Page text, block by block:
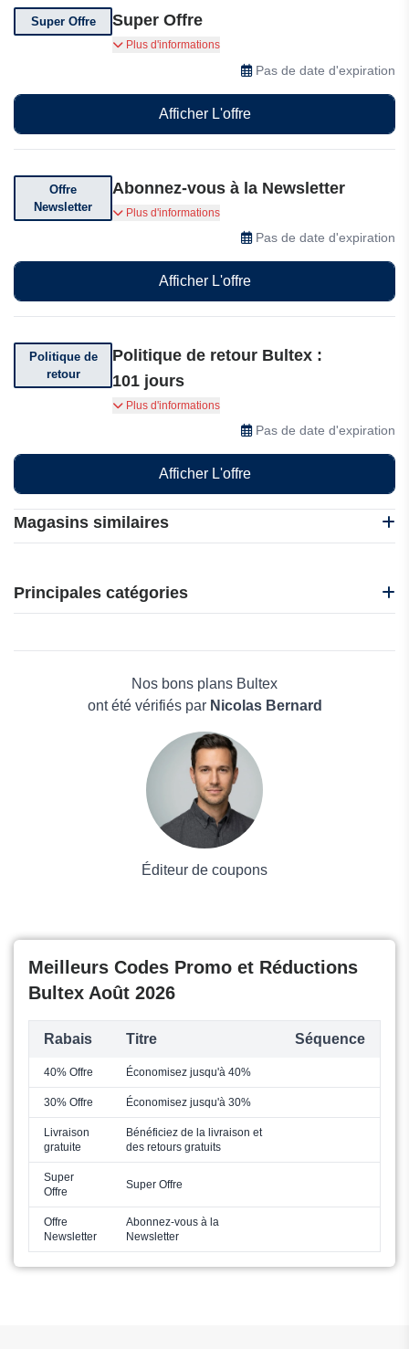
Magasins similaires
Gabiona
Garden of Life
Principales catégories
Boissons
Nos bons plans Bultex
ont été vérifiés par Nicolas Bernard
Éditeur de coupons
Super Offre Super Offre
Faites-vous plaisir en toute sérénité avec 3
versements faciles et sans frais : le confort
Bultex est désormais plus accessible que jamais.
Plus d'informations
Pas de date d'expiration
Afficher L'offre
Offre
Newsletter
Abonnez-vous à la Newsletter
Abonnez-vous à la newsletter et recevez en
avant-première des offres exclusives, des
conseils pour bien dormir et un accès anticipé
aux promotions Bultex, directement dans votre
boîte mail.
Plus d'informations
Pas de date d'expiration
Afficher L'offre
Politique de
retour
Politique de retour Bultex :
101 jours
Vous pouvez retourner votre commande Bultex
Plus d'informations
Pas de date d'expiration
Afficher L'offre
Meilleurs Codes Promo et Réductions
Bultex Août 2026
Rabais Titre Séquence
40% Offre Économisez jusqu'à 40%
30% Offre Économisez jusqu'à 30%
Livraison
gratuite
Bénéficiez de la livraison et
des retours gratuits
Super
Offre
Super Offre
Offre
Newsletter
Abonnez-vous à la
Newsletter